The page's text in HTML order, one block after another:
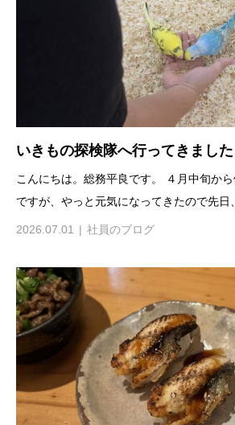
いきもの探検隊へ行ってきました
こんにちは。総務平良です。 ４月中旬か
ですが、やっと元気になってきたので先日
2026.07.01 社員のブログ